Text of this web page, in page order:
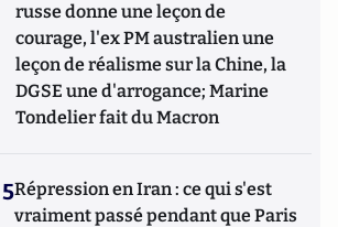
russe donne une leçon de
courage, l'ex PM australien une
leçon de réalisme sur la Chine, la
DGSE une d'arrogance; Marine
Tondelier fait du Macron
5Répression en Iran : ce qui s'est
vraiment passé pendant que Paris